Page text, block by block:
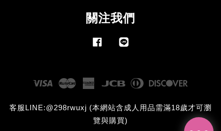
關注我們
Facebook
Visa Master AmericanJCB
Diners
客服LINE:@298rwuxj (本網站含成人用品需滿18歲才可瀏
覽與購買)